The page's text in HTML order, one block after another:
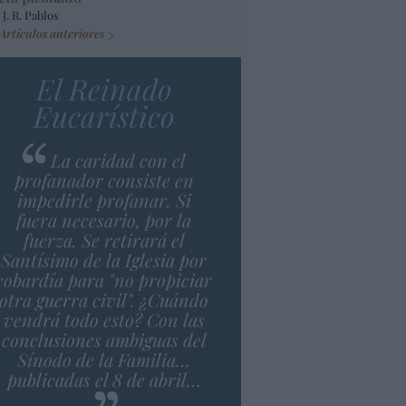
R. Pablos
Artículos anteriores
El Reinado
Eucarístico
La caridad con el
profanador consiste en
impedirle profanar. Si
fuera necesario, por la
fuerza. Se retirará el
Santísimo de la Iglesia por
para "no propiciar
otra guerra civil". ¿Cuándo
vendrá todo esto? Con las
conclusiones ambiguas del
Sínodo de la Familia…
publicadas el 8 de abril…